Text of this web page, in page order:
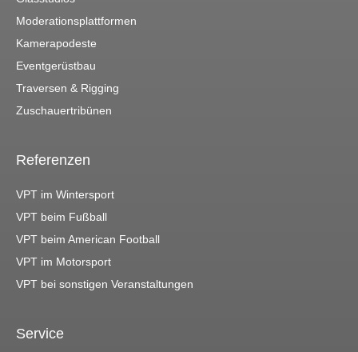
Moderationsplattformen
Kamerapodeste
Eventgerüstbau
Traversen & Rigging
Zuschauertribünen
Referenzen
VPT im Wintersport
VPT beim Fußball
VPT beim American Football
VPT im Motorsport
VPT bei sonstigen Veranstaltungen
Service